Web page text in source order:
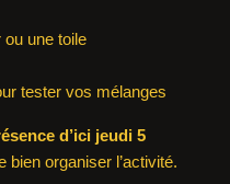
ou une toile
tester vos mélanges
d’ici jeudi 5
bien organiser l’activité.